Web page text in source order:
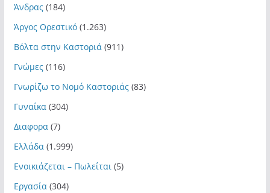
Άνδρας(184)
Άργος Ορεστικό(1.263)
Βόλτα στην Καστοριά (911)
Γνώμες(116)
Γνωρίζω το Νομό Καστοριάς(83)
Γυναίκα (304)
Διαφορα (7)
Ελλάδα (1.999)
Ενοικιάζεται – Πωλείται (5)
Εργασία (304)